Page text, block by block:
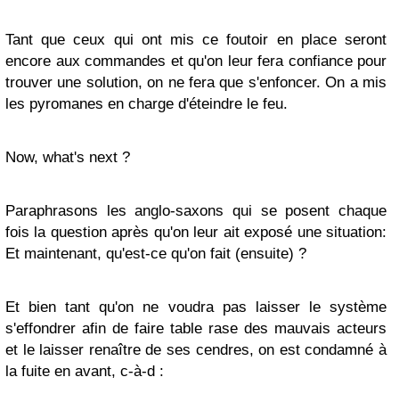
Tant que ceux qui ont mis ce foutoir en place seront
encore aux commandes et qu'on leur fera confiance pour
trouver une solution, on ne fera que s'enfoncer. On a mis
les pyromanes en charge d'éteindre le feu.
Now, what's next ?
Paraphrasons les anglo-saxons qui se posent chaque
fois la question après qu'on leur ait exposé une situation:
Et maintenant, qu'est-ce qu'on fait (ensuite) ?
Et bien tant qu'on ne voudra pas laisser le système
s'effondrer afin de faire table rase des mauvais acteurs
et le laisser renaître de ses cendres, on est condamné à
la fuite en avant, c-à-d :